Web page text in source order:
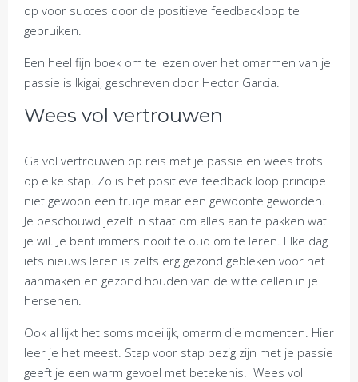
op voor succes door de positieve feedbackloop te
gebruiken.
Een heel fijn boek om te lezen over het omarmen van je
passie is Ikigai, geschreven door Hector Garcia.
Wees vol vertrouwen
Ga vol vertrouwen op reis met je passie en wees trots
op elke stap. Zo is het positieve feedback loop principe
niet gewoon een trucje maar een gewoonte geworden.
Je beschouwd jezelf in staat om alles aan te pakken wat
je wil. Je bent immers nooit te oud om te leren. Elke dag
iets nieuws leren is zelfs erg gezond gebleken voor het
aanmaken en gezond houden van de witte cellen in je
hersenen.
Ook al lijkt het soms moeilijk, omarm die momenten. Hier
leer je het meest. Stap voor stap bezig zijn met je passie
geeft je een warm gevoel met betekenis. Wees vol